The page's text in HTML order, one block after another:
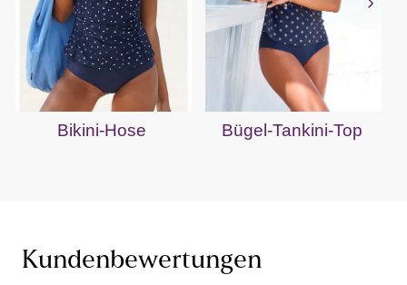
Bikini-Hose Bügel-Tankini-Top
Kundenbewertungen